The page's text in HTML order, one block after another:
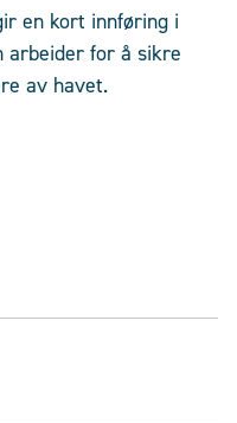
en kort innføring i
arbeider for å sikre
av havet.